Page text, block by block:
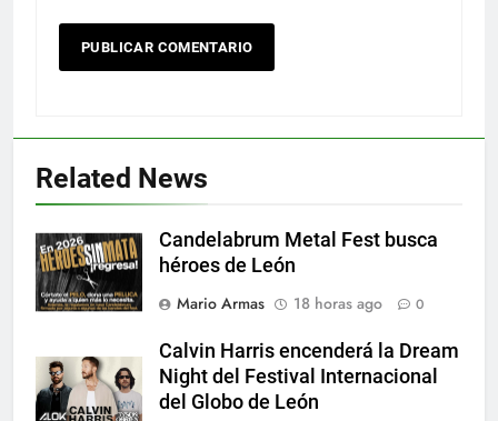
Related News
Candelabrum Metal Fest busca
héroes de León
Mario Armas
18 horas ago 0
Calvin Harris encenderá la Dream
Night del Festival Internacional
del Globo de León